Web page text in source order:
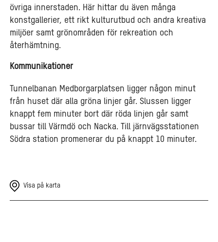
övriga innerstaden. Här hittar du även många
konstgallerier, ett rikt kulturutbud och andra kreativa
miljöer samt grönområden för rekreation och
återhämtning.
Kommunikationer
Tunnelbanan Medborgarplatsen ligger någon minut
från huset där alla gröna linjer går. Slussen ligger
knappt fem minuter bort där röda linjen går samt
bussar till Värmdö och Nacka. Till järnvägsstationen
Södra station promenerar du på knappt 10 minuter.
Visa på karta